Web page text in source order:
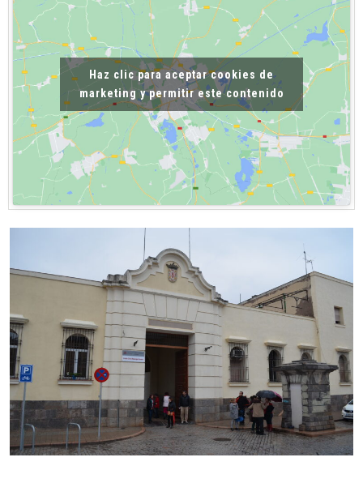
Haz clic para aceptar cookies de
marketing y permitir este contenido